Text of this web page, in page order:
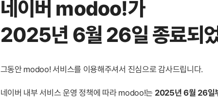
네이버 modoo!가
2025년 6월 26일 종료되
그동안 modoo! 서비스를 이용해주셔서 진심으로 감사드립니다.
네이버 내부 서비스 운영 정책에 따라 modoo!는 2025년 6월 26일